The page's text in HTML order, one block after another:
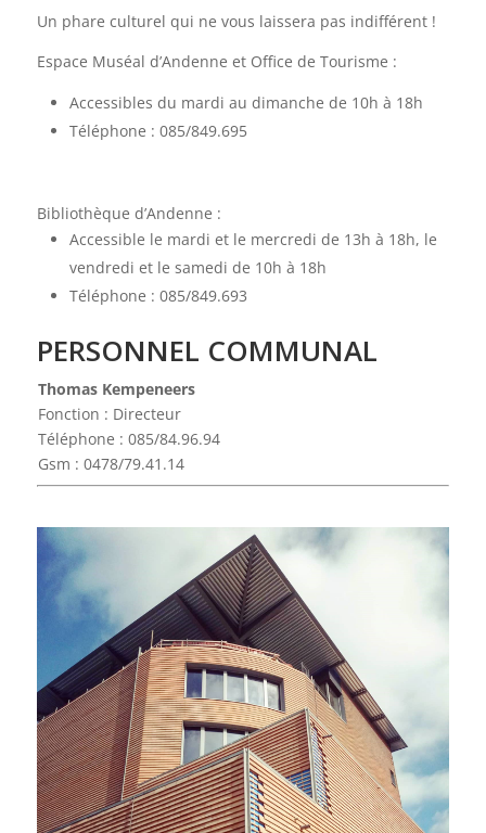
Un phare culturel qui ne vous laissera pas indifférent !
Espace Muséal d’Andenne et Office de Tourisme :
Accessibles du mardi au dimanche de 10h à 18h
Téléphone : 085/849.695
Bibliothèque d’Andenne :
Accessible le mardi et le mercredi de 13h à 18h, le
vendredi et le samedi de 10h à 18h
Téléphone : 085/849.693
PERSONNEL COMMUNAL
Thomas Kempeneers
Fonction : Directeur
Téléphone : 085/84.96.94
Gsm : 0478/79.41.14